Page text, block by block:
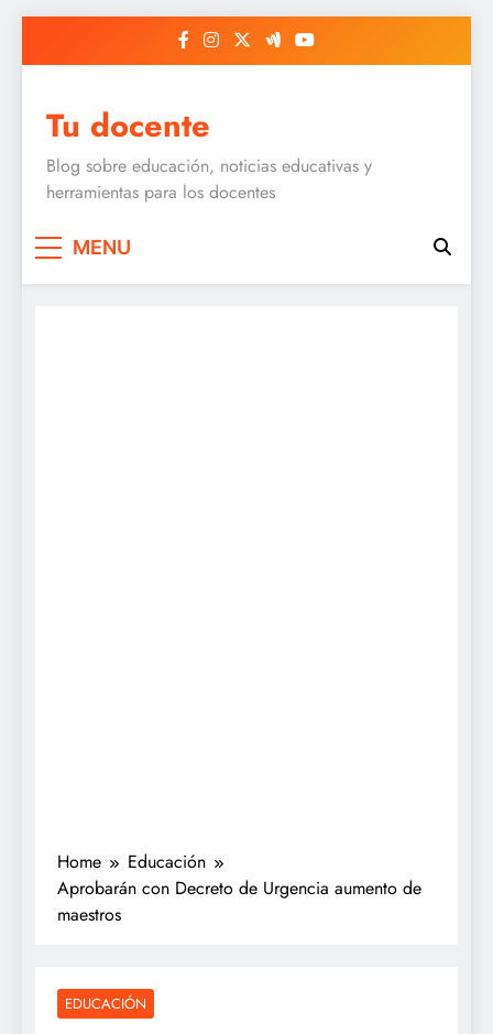
Tu docente
Blog sobre educación, noticias educativas y
herramientas para los docentes
MENU
Home
Educación
Aprobarán con Decreto de Urgencia aumento de
maestros
EDUCACIÓN